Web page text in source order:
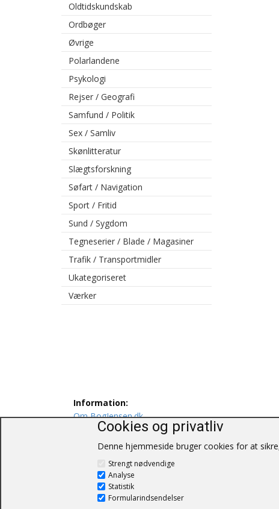
Oldtidskundskab
Ordbøger
Øvrige
Polarlandene
Psykologi
Rejser / Geografi
Samfund / Politik
Sex / Samliv
Skønlitteratur
Slægtsforskning
Søfart / Navigation
Sport / Fritid
Sund / Sygdom
Tegneserier / Blade / Magasiner
Trafik / Transportmidler
Ukategoriseret
Værker
Information:
Om BogJensen.dk
Levering
Persondatapolitik
Salgs og leveringsbetingelser
Kontakt os
Cookies og privatliv
Denne hjemmeside bruger cookies for at
Strengt nødvendige
Analyse
Statistik
Formularindsendelser